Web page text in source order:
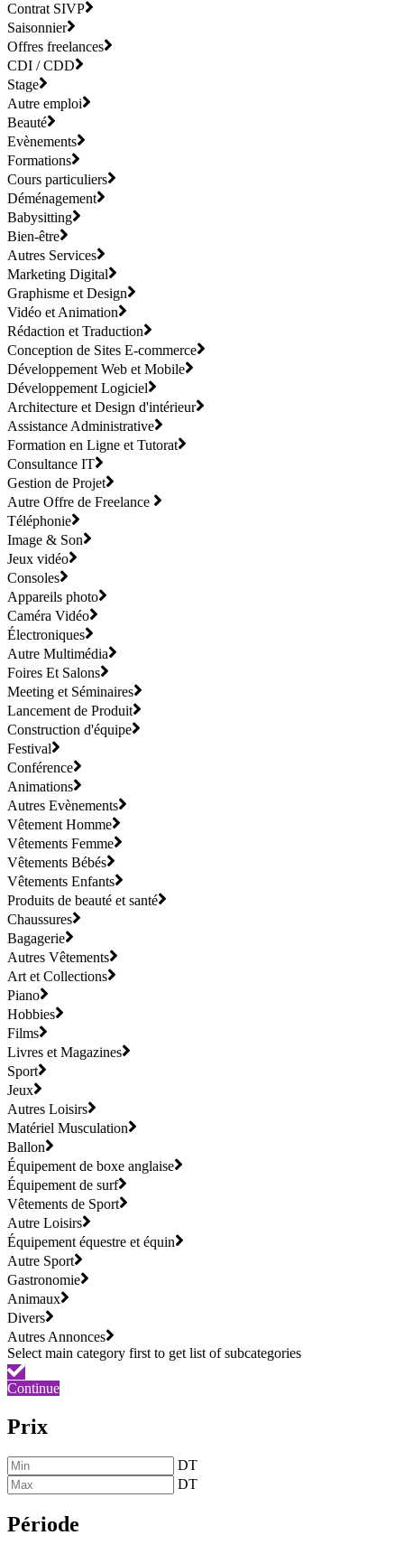
Contrat SIVP
Saisonnier
Offres freelances
CDI / CDD
Stage
Autre emploi
Beauté
Evènements
Formations
Cours particuliers
Déménagement
Babysitting
Bien-être
Autres Services
Marketing Digital
Graphisme et Design
Vidéo et Animation
Rédaction et Traduction
Conception de Sites E-commerce
Développement Web et Mobile
Développement Logiciel
Architecture et Design d'intérieur
Assistance Administrative
Formation en Ligne et Tutorat
Consultance IT
Gestion de Projet
Autre Offre de Freelance
Téléphonie
Image & Son
Jeux vidéo
Consoles
Appareils photo
Caméra Vidéo
Électroniques
Autre Multimédia
Foires Et Salons
Meeting et Séminaires
Lancement de Produit
Construction d'équipe
Festival
Conférence
Animations
Autres Evènements
Vêtement Homme
Vêtements Femme
Vêtements Bébés
Vêtements Enfants
Produits de beauté et santé
Chaussures
Bagagerie
Autres Vêtements
Art et Collections
Piano
Hobbies
Films
Livres et Magazines
Sport
Jeux
Autres Loisirs
Matériel Musculation
Ballon
Équipement de boxe anglaise
Équipement de surf
Vêtements de Sport
Autre Loisirs
Équipement équestre et équin
Autre Sport
Gastronomie
Animaux
Divers
Autres Annonces
Continue
Prix
DT
DT
Période